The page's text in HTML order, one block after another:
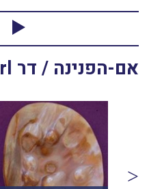
אם-הפנינה / דר Mother-of-Pearl